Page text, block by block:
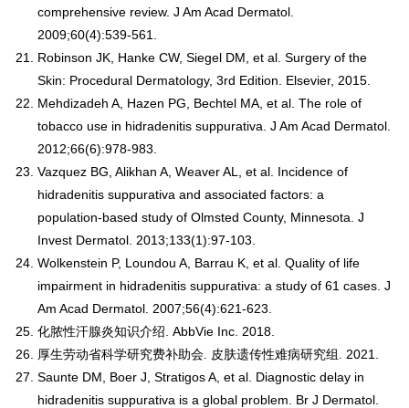
comprehensive review. J Am Acad Dermatol.
2009;60(4):539-561.
Robinson JK, Hanke CW, Siegel DM, et al. Surgery of the
Skin: Procedural Dermatology, 3rd Edition. Elsevier, 2015.
Mehdizadeh A, Hazen PG, Bechtel MA, et al. The role of
tobacco use in hidradenitis suppurativa. J Am Acad Dermatol.
2012;66(6):978-983.
Vazquez BG, Alikhan A, Weaver AL, et al. Incidence of
hidradenitis suppurativa and associated factors: a
population-based study of Olmsted County, Minnesota. J
Invest Dermatol. 2013;133(1):97-103.
Wolkenstein P, Loundou A, Barrau K, et al. Quality of life
impairment in hidradenitis suppurativa: a study of 61 cases. J
Am Acad Dermatol. 2007;56(4):621-623.
化脓性汗腺炎知识介绍. AbbVie Inc. 2018.
厚生劳动省科学研究费补助会. 皮肤遗传性难病研究组. 2021.
Saunte DM, Boer J, Stratigos A, et al. Diagnostic delay in
hidradenitis suppurativa is a global problem. Br J Dermatol.